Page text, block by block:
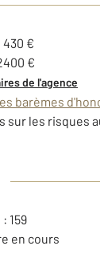
430 €
€
de l'agence
barèmes
sur les risques
159
en cours